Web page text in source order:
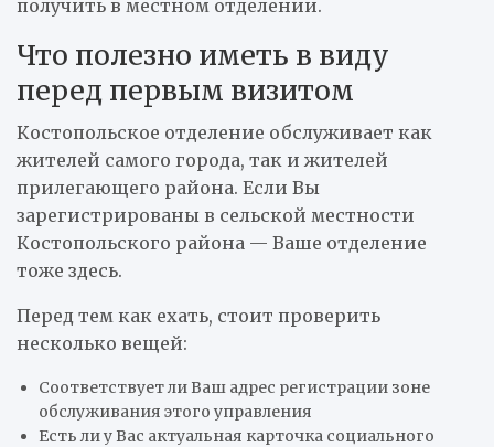
получить в местном отделении.
Что полезно иметь в виду
перед первым визитом
Костопольское отделение обслуживает как
жителей самого города, так и жителей
прилегающего района. Если Вы
зарегистрированы в сельской местности
Костопольского района — Ваше отделение
тоже здесь.
Перед тем как ехать, стоит проверить
несколько вещей:
Соответствует ли Ваш адрес регистрации зоне
обслуживания этого управления
Есть ли у Вас актуальная карточка социального